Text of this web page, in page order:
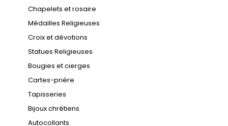
Chapelets et rosaire
Médailles Religieuses
Croix et dévotions
Statues Religieuses
Bougies et cierges
Cartes-prière
Tapisseries
Bijoux chrétiens
Autocollants